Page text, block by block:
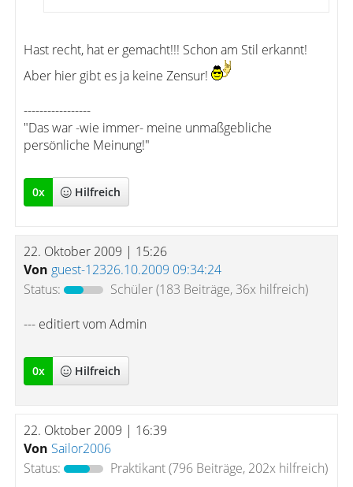
Hast recht, hat er gemacht!!! Schon am Stil erkannt!
Aber hier gibt es ja keine Zensur!
-----------------
"Das war -wie immer- meine unmaßgebliche
persönliche Meinung!"
0x Hilfreich
22. Oktober 2009 | 15:26
Von guest-12326.10.2009 09:34:24
Status:
Schüler(183 Beiträge, 36x hilfreich)
--- editiert vom Admin
0x Hilfreich
22. Oktober 2009 | 16:39
Von Sailor2006
Status:
Praktikant(796 Beiträge, 202x hilfreich)